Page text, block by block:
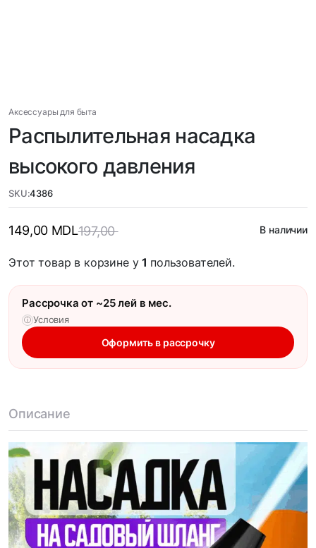
Аксессуары для быта
Распылительная насадка
высокого давления
SKU:4386
197,00
149,00 MDL В наличии
Этот товар в корзине у1 пользователей.
Рассрочка от ~25 лей в мес.
ⓘ Условия
Оформить в рассрочку
Описание